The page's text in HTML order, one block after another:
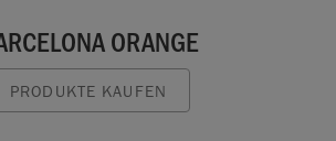
ORANGE
PRODUKTE KAUFEN